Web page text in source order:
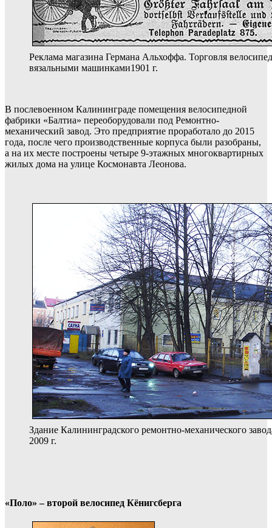
Реклама магазина Германа Альхоффа. Торговля
вязальными машинками1901 г.
В послевоенном Калининграде помещения велосипедной
фабрики «Балтиа» переоборудовали под Ремонтно-
механический завод. Это предприятие проработало до 2015
года, после чего производственные корпуса были разобраны,
а на их месте построены четыре 9-этажных многоквартирных
жилых дома на улице Космонавта Леонова.
Здание Калининградского ремонтно-механического
2009 г.
«Поло» – второй велосипед Кёнигсберга